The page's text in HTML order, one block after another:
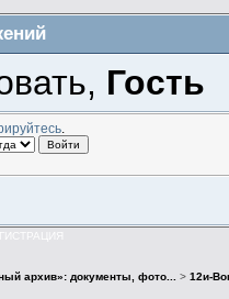
Гость
.
архив»: документы, фото... > 12и-